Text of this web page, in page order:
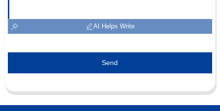
AI Helps Write
Send